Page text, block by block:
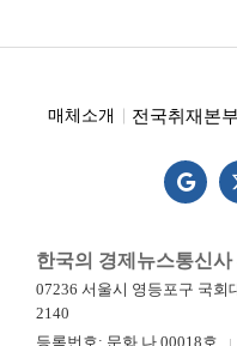
매체소개 전국취재본부
한국의 경제뉴스통신사
07236 서울시 영등포구 국회
2140
등록번호: 문화 나 00018호